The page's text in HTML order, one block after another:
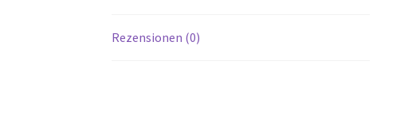
Rezensionen (0)